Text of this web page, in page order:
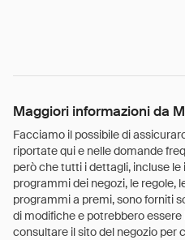
Maggiori informazioni da
Facciamo il possibile di
riportate qui e nelle domande
però che tutti i dettagli, incluse
programmi dei negozi, le regole,
programmi a premi, sono forniti
di modifiche e potrebbero
consultare il sito del negozio per